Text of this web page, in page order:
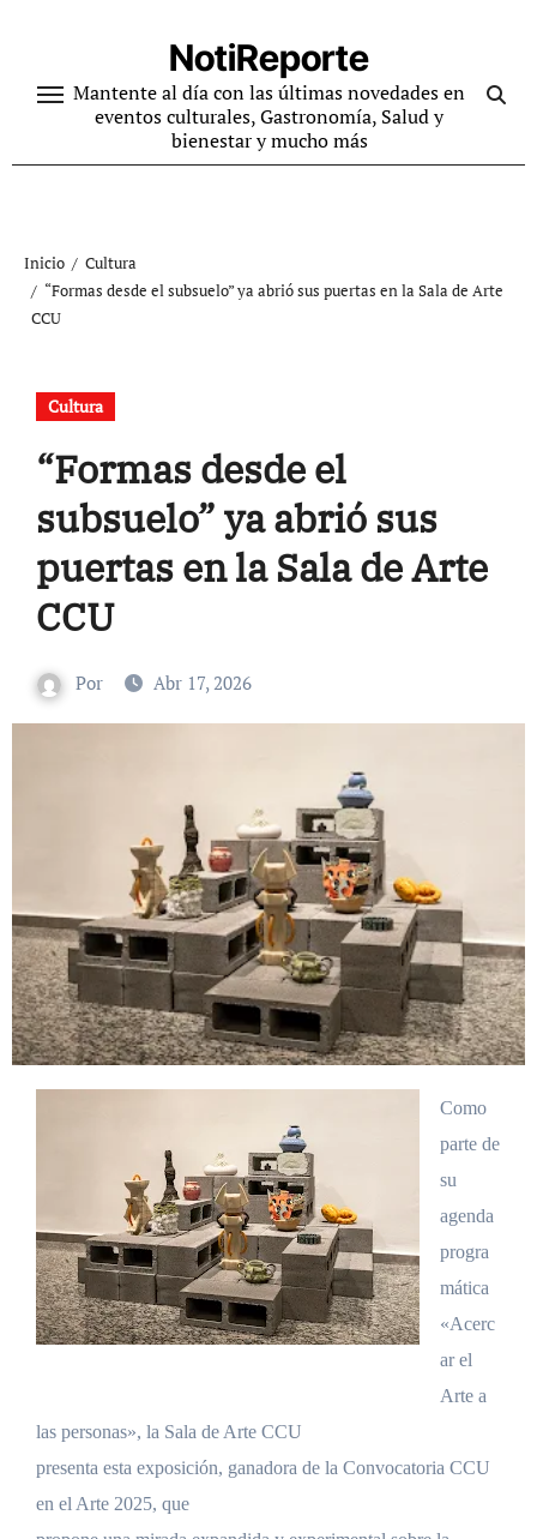
contenido
NotiReporte
Mantente al día con las últimas novedades en
eventos culturales, Gastronomía, Salud y
bienestar y mucho más
Inicio
Cultura
“Formas desde el subsuelo” ya abrió sus puertas en la Sala de Arte
CCU
Cultura
“Formas desde el
subsuelo” ya abrió sus
puertas en la Sala de Arte
CCU
Por Abr 17, 2026
Como
parte de
su
agenda
progra
mática
«Acerc
ar el
Arte a
las personas», la Sala de Arte CCU
presenta esta exposición, ganadora de la Convocatoria CCU
en el Arte 2025, que